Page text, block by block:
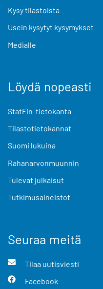
Kysy tilastoista
Usein kysytyt kysymykset
Medialle
Löydä nopeasti
StatFin-tietokanta
Tilastotietokannat
Suomi lukuina
Rahanarvonmuunnin
Tulevat julkaisut
Tutkimusaineistot
Seuraa meitä
Tilaa uutisviesti
Facebook